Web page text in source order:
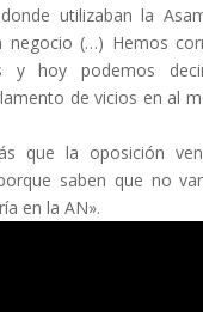
utilizaban la
negocio (…) Hemos
y hoy podemos
de vicios en al
que la oposición
saben que no
en la AN».